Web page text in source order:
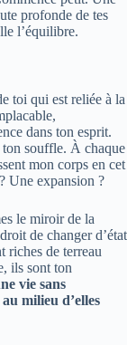
profonde de tes
l’équilibre.
toi qui est reliée à la
dans ton esprit.
souffle. À chaque
mon corps en cet
Une expansion ?
le miroir de la
de changer d’état
riches de terreau
ils sont ton
vie sans
milieu d’elles